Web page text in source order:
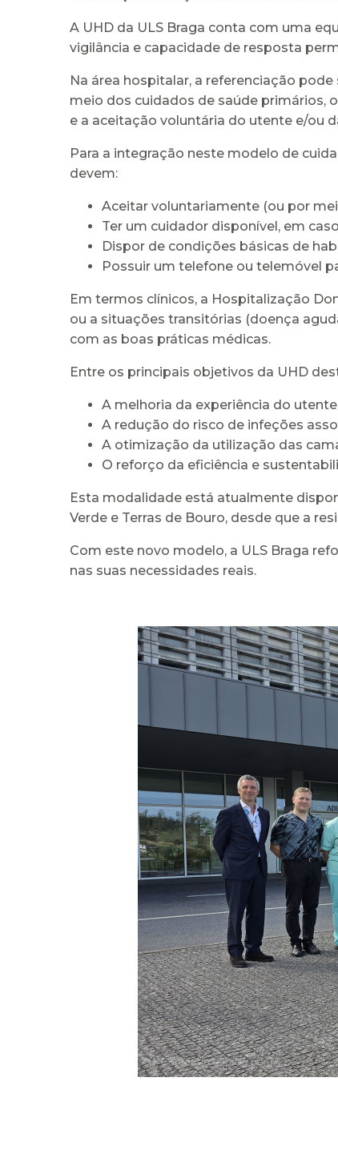
A UHD da ULS Braga conta com uma
vigilância e capacidade de resposta
Na área hospitalar, a referenciação
meio dos cuidados de saúde primários,
e a aceitação voluntária do utente e/ou
Para a integração neste modelo de
devem:
Aceitar voluntariamente (ou por
Ter um cuidador disponível, em
Dispor de condições básicas de
Possuir um telefone ou telemóvel
Em termos clínicos, a Hospitalização
ou a situações transitórias (doença
com as boas práticas médicas.
Entre os principais objetivos da UHD
A melhoria da experiência do
A redução do risco de infeções
A otimização da utilização das
O reforço da eficiência e
Esta modalidade está atualmente
Verde e Terras de Bouro, desde que a
Com este novo modelo, a ULS Braga
nas suas necessidades reais.